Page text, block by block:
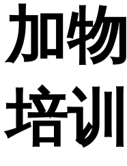
加
培